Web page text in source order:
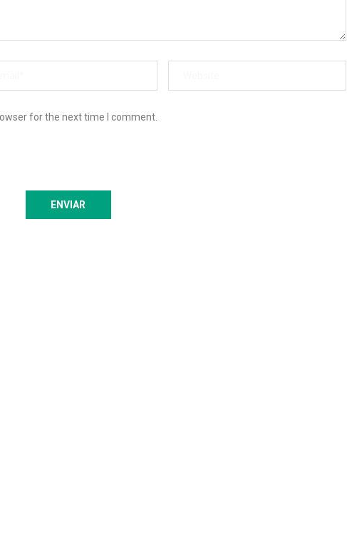
for the next time I comment.